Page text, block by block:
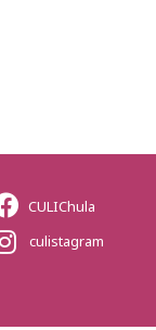
CULIChula
culistagram